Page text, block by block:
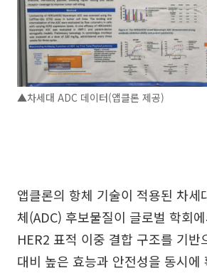
▲차세대 ADC 데이터(앱클론 제공)
앱클론의 항체 기술이 적용된 차세
체(ADC) 후보물질이 글로벌 학회
HER2 표적 이중 결합 구조를 기반
대비 높은 효능과 안전성을 동시에